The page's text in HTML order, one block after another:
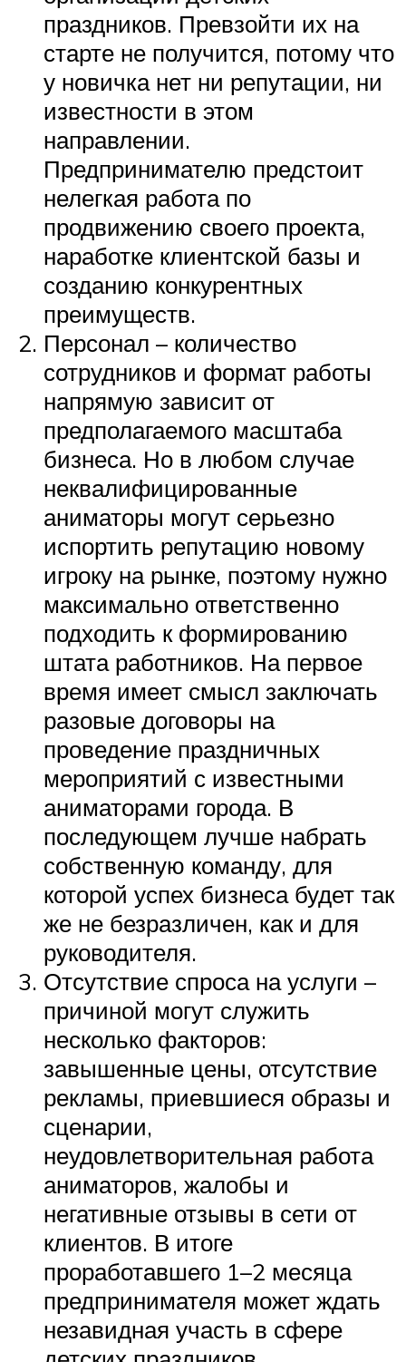
праздников. Превзойти их на
старте не получится, потому что
у новичка нет ни репутации, ни
известности в этом
направлении.
Предпринимателю предстоит
нелегкая работа по
продвижению своего проекта,
наработке клиентской базы и
созданию конкурентных
преимуществ.
Персонал – количество
сотрудников и формат работы
напрямую зависит от
предполагаемого масштаба
бизнеса. Но в любом случае
неквалифицированные
аниматоры могут серьезно
испортить репутацию новому
игроку на рынке, поэтому нужно
максимально ответственно
подходить к формированию
штата работников. На первое
время имеет смысл заключать
разовые договоры на
проведение праздничных
мероприятий с известными
аниматорами города. В
последующем лучше набрать
собственную команду, для
которой успех бизнеса будет так
же не безразличен, как и для
руководителя.
Отсутствие спроса на услуги –
причиной могут служить
несколько факторов:
завышенные цены, отсутствие
рекламы, приевшиеся образы и
сценарии,
неудовлетворительная работа
аниматоров, жалобы и
негативные отзывы в сети от
клиентов. В итоге
проработавшего 1–2 месяца
предпринимателя может ждать
незавидная участь в сфере